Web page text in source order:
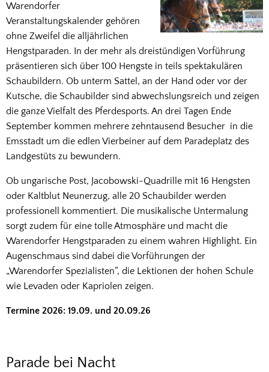
Warendorfer
Veranstaltungskalender gehören
ohne Zweifel die alljährlichen
Hengstparaden. In der mehr als dreistündigen Vorführung
präsentieren sich über 100 Hengste in teils spektakulären
Schaubildern. Ob unterm Sattel, an der Hand oder vor der
Kutsche, die Schaubilder sind abwechslungsreich und zeigen
die ganze Vielfalt des Pferdesports. An drei Tagen Ende
September kommen mehrere zehntausend Besucher in die
Emsstadt um die edlen Vierbeiner auf dem Paradeplatz des
Landgestüts zu bewundern.
Ob ungarische Post, Jacobowski-Quadrille mit 16 Hengsten
oder Kaltblut Neunerzug, alle 20 Schaubilder werden
professionell kommentiert. Die musikalische Untermalung
sorgt zudem für eine tolle Atmosphäre und macht die
Warendorfer Hengstparaden zu einem wahren Highlight. Ein
Augenschmaus sind dabei die Vorführungen der
„Warendorfer Spezialisten“, die Lektionen der hohen Schule
wie Levaden oder Kapriolen zeigen.
Termine 2026: 19.09. und 20.09.26
Parade bei Nacht